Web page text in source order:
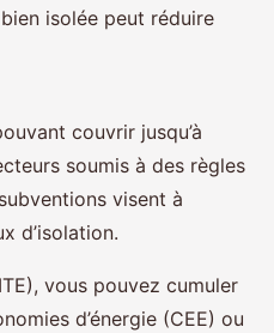
isolée peut réduire
couvrir jusqu’à
soumis à des règles
visent à
d’isolation.
vous pouvez cumuler
d’énergie (CEE) ou